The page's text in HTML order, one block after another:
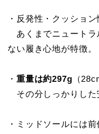
・反発性・クッショ
あくまでニュートラ
ない履き心地が特徴。
・ 重量は約297g （
その分しっかりした
・ミッドソールには